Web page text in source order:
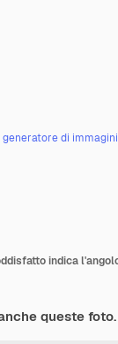
generatore di immagini
queste foto.